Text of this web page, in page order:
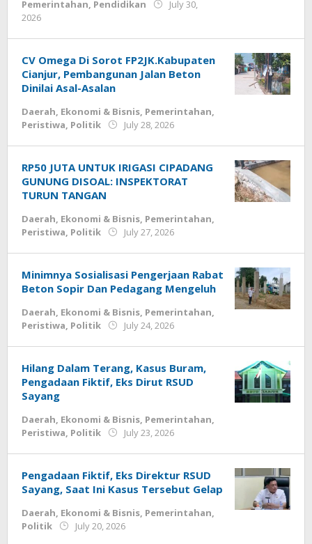
Pemerintahan, Pendidikan
July 30,
2026
Lesmana
CV Omega Di Sorot FP2JK.Kabupaten
Cianjur, Pembangunan Jalan Beton
Dinilai Asal-Asalan
Daerah, Ekonomi & Bisnis, Pemerintahan,
Peristiwa, Politik July 28, 2026
Lesmana
RP50 JUTA UNTUK IRIGASI CIPADANG
GUNUNG DISOAL: INSPEKTORAT
TURUN TANGAN
Daerah, Ekonomi & Bisnis, Pemerintahan,
Peristiwa, Politik July 27, 2026
Lesmana
Minimnya Sosialisasi Pengerjaan Rabat
Beton Sopir Dan Pedagang Mengeluh
Daerah, Ekonomi & Bisnis, Pemerintahan,
Peristiwa, Politik July 24, 2026
Lesmana
Hilang Dalam Terang, Kasus Buram,
Pengadaan Fiktif, Eks Dirut RSUD
Sayang
Daerah, Ekonomi & Bisnis, Pemerintahan,
Peristiwa, Politik July 23, 2026
Lesmana
Pengadaan Fiktif, Eks Direktur RSUD
Sayang, Saat Ini Kasus Tersebut Gelap
Daerah, Ekonomi & Bisnis, Pemerintahan,
Politik
July 20, 2026